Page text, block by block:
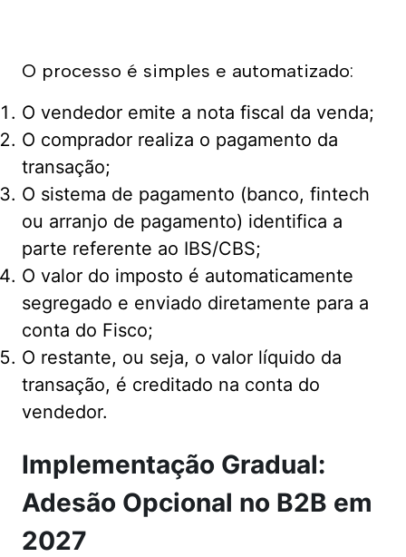
O processo é simples e automatizado:
O vendedor emite a nota fiscal da venda;
O comprador realiza o pagamento da
transação;
O sistema de pagamento (banco, fintech
ou arranjo de pagamento) identifica a
parte referente ao IBS/CBS;
O valor do imposto é automaticamente
segregado e enviado diretamente para a
conta do Fisco;
O restante, ou seja, o valor líquido da
transação, é creditado na conta do
vendedor.
Implementação Gradual:
Adesão Opcional no B2B em
2027